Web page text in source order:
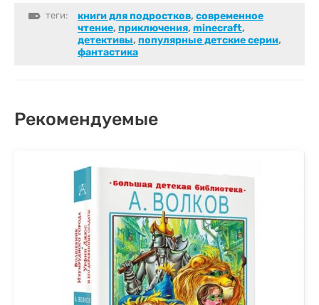
теги: книги для подростков, cовременное
чтение, приключения, minecraft,
детективы, популярные детские серии,
фантастика
Рекомендуемые